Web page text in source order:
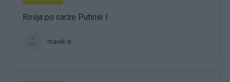
Rosja po carze Putinie I
marek.w